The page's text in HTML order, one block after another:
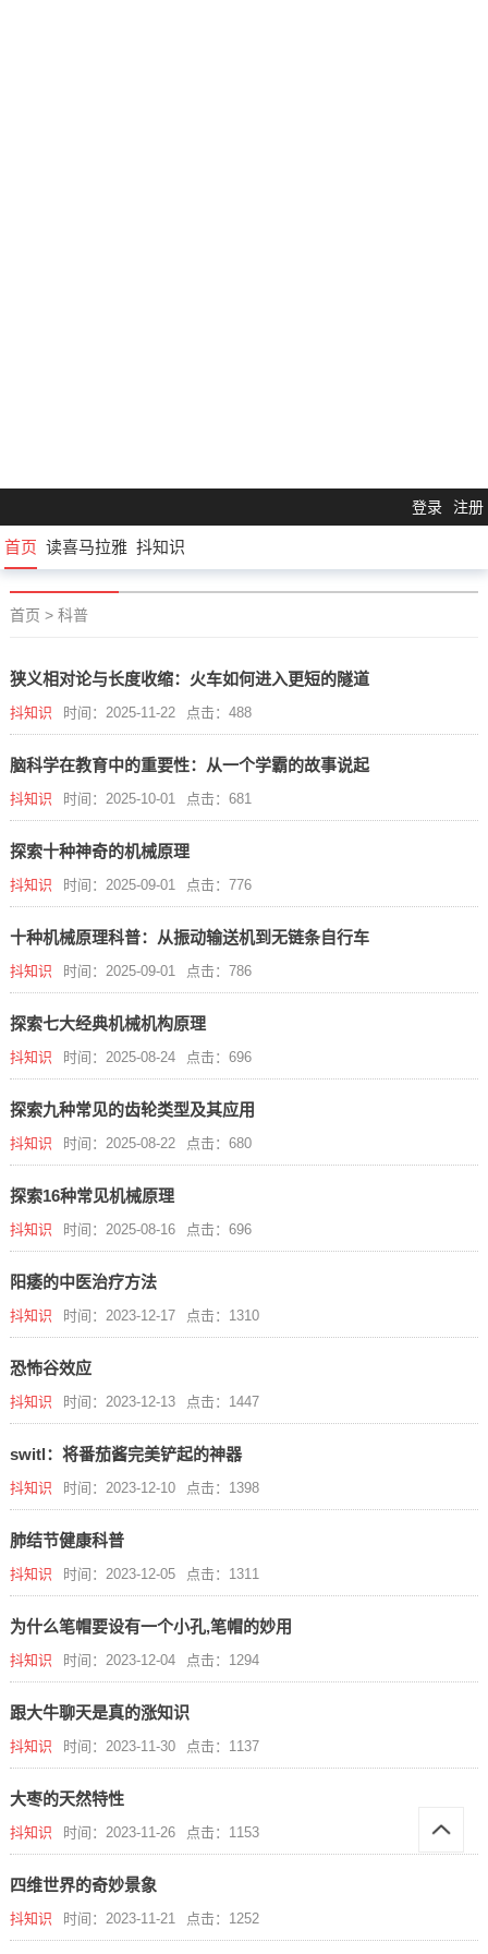
登录 注册
首页 读喜马拉雅 抖知识
首页 > 科普
狭义相对论与长度收缩：火车如何进入更短的隧道
抖知识 时间：2025-11-22 点击：488
脑科学在教育中的重要性：从一个学霸的故事说起
抖知识 时间：2025-10-01 点击：681
探索十种神奇的机械原理
抖知识 时间：2025-09-01 点击：776
十种机械原理科普：从振动输送机到无链条自行车
抖知识 时间：2025-09-01 点击：786
探索七大经典机械机构原理
抖知识 时间：2025-08-24 点击：696
探索九种常见的齿轮类型及其应用
抖知识 时间：2025-08-22 点击：680
探索16种常见机械原理
抖知识 时间：2025-08-16 点击：696
阳痿的中医治疗方法
抖知识 时间：2023-12-17 点击：1310
恐怖谷效应
抖知识 时间：2023-12-13 点击：1447
switl：将番茄酱完美铲起的神器
抖知识 时间：2023-12-10 点击：1398
肺结节健康科普
抖知识 时间：2023-12-05 点击：1311
为什么笔帽要设有一个小孔,笔帽的妙用
抖知识 时间：2023-12-04 点击：1294
跟大牛聊天是真的涨知识
抖知识 时间：2023-11-30 点击：1137
大枣的天然特性
抖知识 时间：2023-11-26 点击：1153
四维世界的奇妙景象
抖知识 时间：2023-11-21 点击：1252